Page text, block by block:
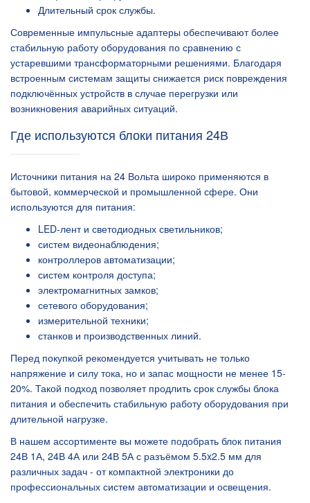
Длительный срок службы.
Современные импульсные адаптеры обеспечивают более
стабильную работу оборудования по сравнению с
устаревшими трансформаторными решениями. Благодаря
встроенным системам защиты снижается риск повреждения
подключённых устройств в случае перегрузки или
возникновения аварийных ситуаций.
Где используются блоки питания 24В
Источники питания на 24 Вольта широко применяются в
бытовой, коммерческой и промышленной сфере. Они
используются для питания:
LED-лент и светодиодных светильников;
систем видеонаблюдения;
контроллеров автоматизации;
систем контроля доступа;
электромагнитных замков;
сетевого оборудования;
измерительной техники;
станков и производственных линий.
Перед покупкой рекомендуется учитывать не только
напряжение и силу тока, но и запас мощности не менее 15-
20%. Такой подход позволяет продлить срок службы блока
питания и обеспечить стабильную работу оборудования при
длительной нагрузке.
В нашем ассортименте вы можете подобрать блок питания
24В 1А, 24В 4А или 24В 5А с разъёмом 5.5x2.5 мм для
различных задач - от компактной электроники до
профессиональных систем автоматизации и освещения.